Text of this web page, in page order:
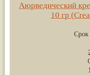
Аюрведический
10 гр
Срок